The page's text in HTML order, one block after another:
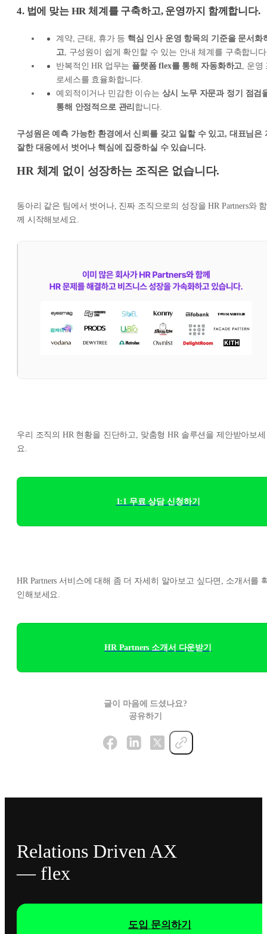
4. 법에 맞는 HR 체계를 구축하고, 운영까지 함께합니다.
계약, 근태, 휴가 등 핵심 인사 운영 항목의 기준을 문서화
고, 구성원이 쉽게 확인할 수 있는 안내 체계를 구축합니
반복적인 HR 업무는 플랫폼 flex를 통해 자동화하고, 운영
로세스를 효율화합니다.
예외적이거나 민감한 이슈는 상시 노무 자문과 정기 점검
통해 안정적으로 관리 합니다.
구성원은 예측 가능한 환경에서 신뢰를 갖고 일할 수 있고, 대표님은
잘한 대응에서 벗어나 핵심에 집중하실 수 있습니다.
HR 체계 없이 성장하는 조직은 없습니다.
동아리 같은 팀에서 벗어나, 진짜 조직으로의 성장을 HR Partners와 함
께 시작해보세요.
우리 조직의 HR 현황을 진단하고, 맞춤형 HR 솔루션을 제안받아보세
요.
1:1 무료 상담 신청하기
HR Partners 서비스에 대해 좀 더 자세히 알아보고 싶다면, 소개서를
인해보세요.
HR Partners 소개서 다운받기
글이 마음에 드셨나요?
공유하기
Relations Driven AX
— flex
도입 문의하기